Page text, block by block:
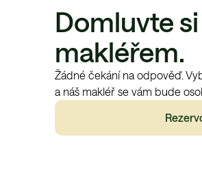
Domluvte
makléřem.
Žádné čekání na odpověď.
a náš makléř se vám bude